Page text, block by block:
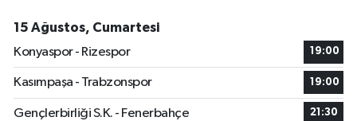
15 Ağustos, Cumartesi
Konyaspor - Rizespor
19:00
Kasımpaşa - Trabzonspor 19:00
Gençlerbirliği S.K. - Fenerbahçe 21:30